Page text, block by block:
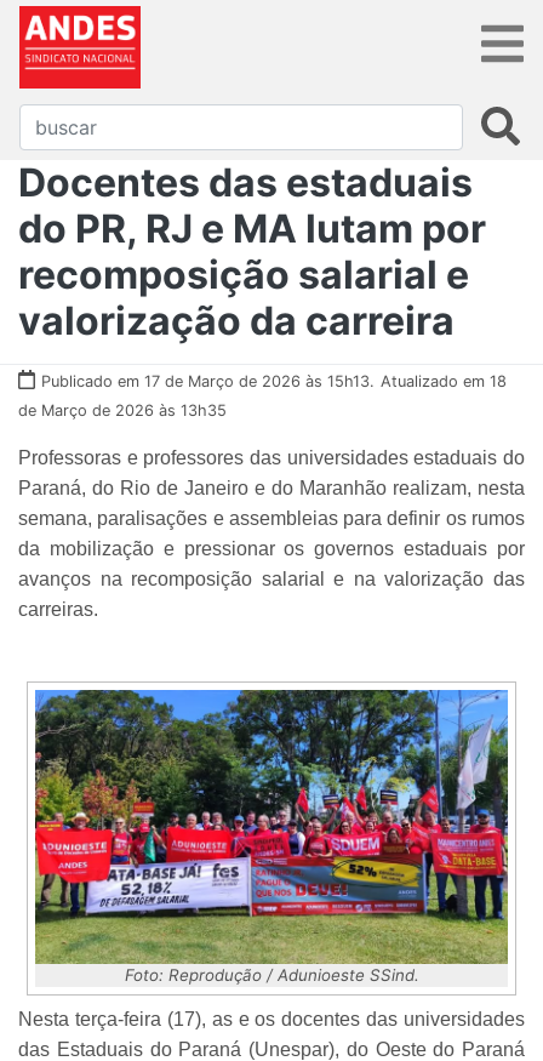
Docentes das estaduais
do PR, RJ e MA lutam por
recomposição salarial e
valorização da carreira
Publicado em 17 de Março de 2026 às 15h13. Atualizado em 18
de Março de 2026 às 13h35
Professoras e professores das universidades estaduais do
Paraná, do Rio de Janeiro e do Maranhão realizam, nesta
semana, paralisações e assembleias para definir os rumos
da mobilização e pressionar os governos estaduais por
avanços na recomposição salarial e na valorização das
carreiras.
Foto: Reprodução / Adunioeste SSind.
Nesta terça-feira (17), as e os docentes das universidades
das Estaduais do Paraná (Unespar), do Oeste do Paraná